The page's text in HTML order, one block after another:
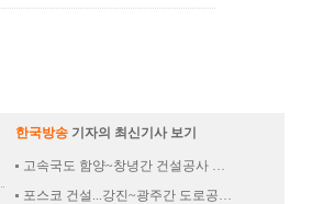
한국방송 기자의 최신기사 보기
고속국도 함양~창녕간 건설공사 …
포스코 건설...강진~광주간 도로공…